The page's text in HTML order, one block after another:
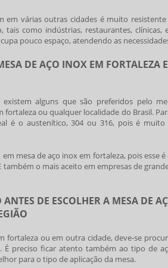
em várias outras cidades é muito
tais como indústrias, restaurantes, clínicas,
pouco espaço, atendendo as
DE AÇO INOX EM FORTALEZA
alguns que são preferidos pelo
fortaleza ou qualquer localidade do Brasil.
é o austenítico, 304 ou 316, pois é
em mesa de aço inox em fortaleza, pois esse
o mais aceito em empresas de
DE ESCOLHER A MESA DE
fortaleza ou em outra cidade, deve-se
É preciso ficar atento também ao tipo de
para o tipo de aplicação da mesa.